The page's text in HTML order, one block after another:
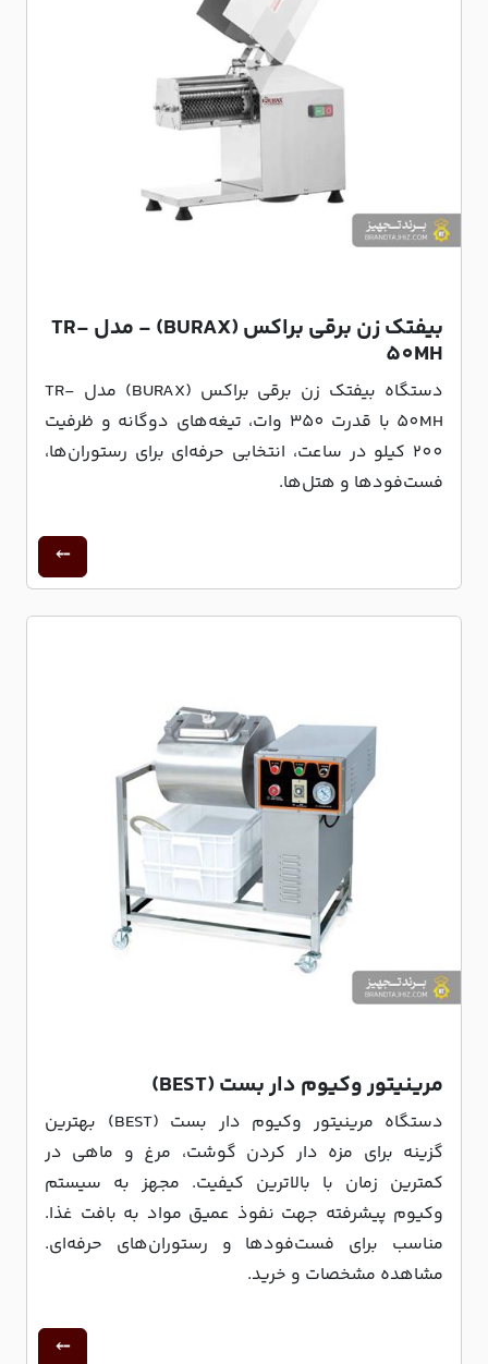
بیفتک زن برقی براکس (BURAX) - مدل TR-
50MH
دستگاه بیفتک زن برقی براکس (BURAX) مدل TR-
50MH با قدرت 350 وات، تیغه‌های دوگانه و ظرفیت
200 کیلو در ساعت، انتخابی حرفه‌ای برای رستوران‌ها،
فست‌فودها و هتل‌ها.
مرینیتور وکیوم دار بست (BEST)
دستگاه مرینیتور وکیوم دار بست (BEST) بهترین
گزینه برای مزه دار کردن گوشت، مرغ و ماهی در
کمترین زمان با بالاترین کیفیت. مجهز به سیستم
وکیوم پیشرفته جهت نفوذ عمیق مواد به بافت غذا.
مناسب برای فست‌فودها و رستوران‌های حرفه‌ای.
مشاهده مشخصات و خرید.